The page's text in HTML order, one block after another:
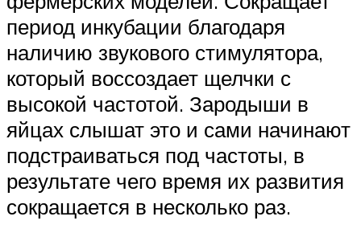
период инкубации благодаря
наличию звукового стимулятора,
который воссоздает щелчки с
высокой частотой. Зародыши в
яйцах слышат это и сами начинают
подстраиваться под частоты, в
результате чего время их развития
сокращается в несколько раз.